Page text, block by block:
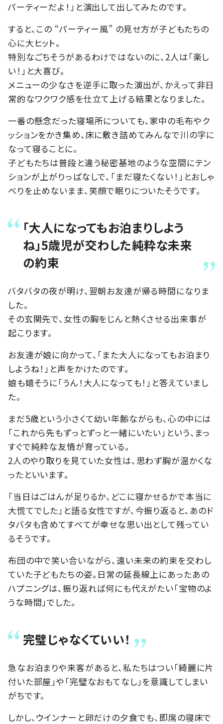
パーティーだよ！」と演出して出してみたのです。
すると、この “パーティー風” の見せ方が子どもたちの
心に大ヒット。
特別なごちそうがあるわけではないのに、2人は「楽し
い！」と大喜び。
メニューの少なさを逆手に取った演出が、かえって非日
常的なワクワク感を仕立て上げる結果となりました。
一番の懸念だった寝場所についても、家中の毛布やク
ッションをかき集め、床に敷き詰めてみんなで川の字に
なって寝ることに。
子どもたちは普段と違う秘密基地のような空間にテン
ションが上がりっぱなしで、「まだ寝たくない！」とおしゃ
べりを止めないまま、笑顔で眠りについたそうです。
「大人になってもお泊まりしよう
ね」5歳児が交わした純粋な未来
の約束
バタバタの夜が明け、翌朝お友達が帰る時間になりま
した。
その玄関先で、女性の胸をじんと熱くさせる出来事が
起こります。
お友達が娘に向かって、「また大人になってもお泊まり
しようね！」と声をかけたのです。
娘も嬉そうに「うん！大人になっても！」と答えていまし
た。
まだ5歳という小さくて幼い年齢ながらも、心の中には
「これから先もずっとずっと一緒にいたい」という、まっ
すぐで純粋な友情が育っている。
2人のやり取りを見ていた女性は、思わず胸が温かくな
ったといいます。
「当日はごはんが足りるか、どこに寝かせるかで本当に
大慌てでした」と語る女性ですが、今振り返ると、あのド
タバタも含めてすべてが幸せな思い出として残ってい
るそうです。
布団の中で笑い合いながら、遠い未来の約束を交わし
ていた子どもたちの姿。日常の延長線上にあったあの
ハプニングは、振り返れば何にも代えがたい「宝物のよ
うな時間」でした。
完璧じゃなくていい！
急なお泊まりや来客があると、私たちはつい「綺麗に片
付いた部屋」や「完璧なおもてなし」を意識してしまい
がちです。
しかし、ウインナーと卵だけの夕食でも、即席の寝床で